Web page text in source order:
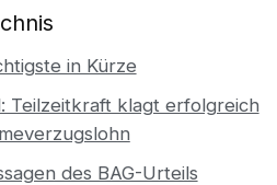
in Kürze
Teilzeitkraft klagt erfolgreich
des BAG-Urteils